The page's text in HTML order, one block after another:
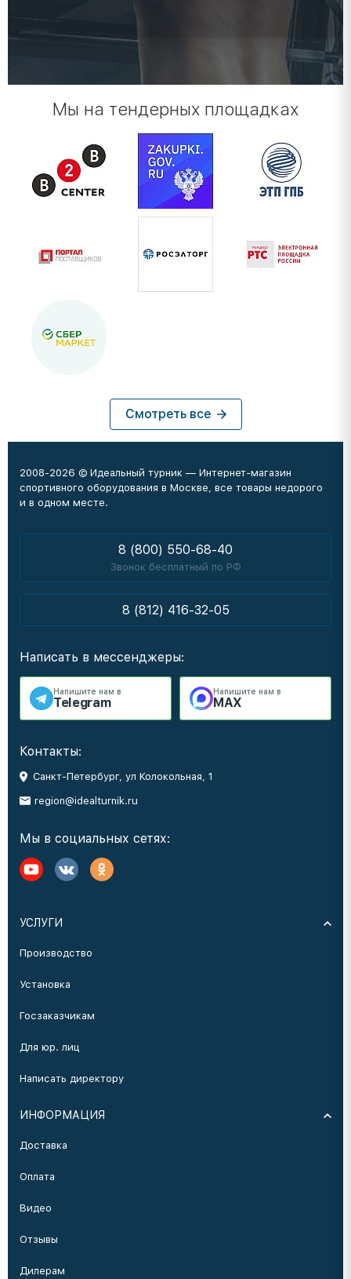
Мы на тендерных площадках
Смотреть все
2008-2026 © Идеальный турник — Интернет-магазин
спортивного оборудования в Москве, все товары недорого
и в одном месте.
8 (800) 550-68-40
Звонок бесплатный по РФ
8 (812) 416-32-05
Написать в мессенджеры:
Напишите нам в
Telegram
Напишите нам в
MAX
Контакты:
Санкт-Петербург, ул Колокольная, 1
region@idealturnik.ru
Мы в социальных сетях:
УСЛУГИ
Производство
Установка
Госзаказчикам
Для юр. лиц
Написать директору
ИНФОРМАЦИЯ
Доставка
Оплата
Видео
Отзывы
Дилерам